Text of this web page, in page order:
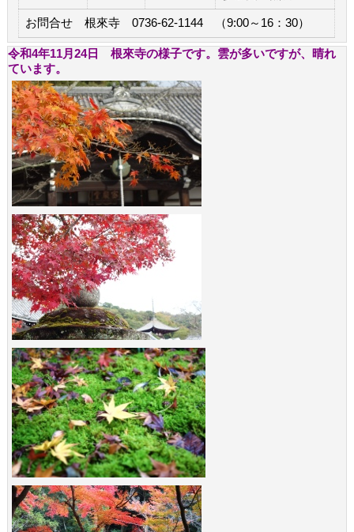
お問合せ 根來寺 0736-62-1144 （9:00～16：30）
令和4年11月24日 根來寺の様子です。雲が多いですが、晴れ
ています。